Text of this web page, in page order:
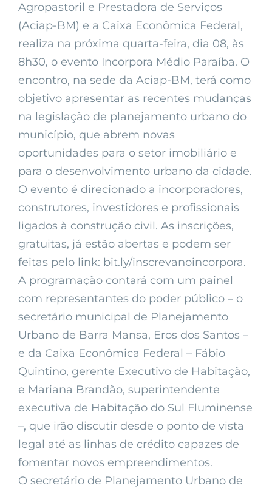
Agropastoril e Prestadora de Serviços
(Aciap-BM) e a Caixa Econômica Federal,
realiza na próxima quarta-feira, dia 08, às
8h30, o evento Incorpora Médio Paraíba. O
encontro, na sede da Aciap-BM, terá como
objetivo apresentar as recentes mudanças
na legislação de planejamento urbano do
município, que abrem novas
oportunidades para o setor imobiliário e
para o desenvolvimento urbano da cidade.
O evento é direcionado a incorporadores,
construtores, investidores e profissionais
ligados à construção civil. As inscrições,
gratuitas, já estão abertas e podem ser
feitas pelo link: bit.ly/inscrevanoincorpora.
A programação contará com um painel
com representantes do poder público – o
secretário municipal de Planejamento
Urbano de Barra Mansa, Eros dos Santos –
e da Caixa Econômica Federal – Fábio
Quintino, gerente Executivo de Habitação,
e Mariana Brandão, superintendente
executiva de Habitação do Sul Fluminense
–, que irão discutir desde o ponto de vista
legal até as linhas de crédito capazes de
fomentar novos empreendimentos.
O secretário de Planejamento Urbano de